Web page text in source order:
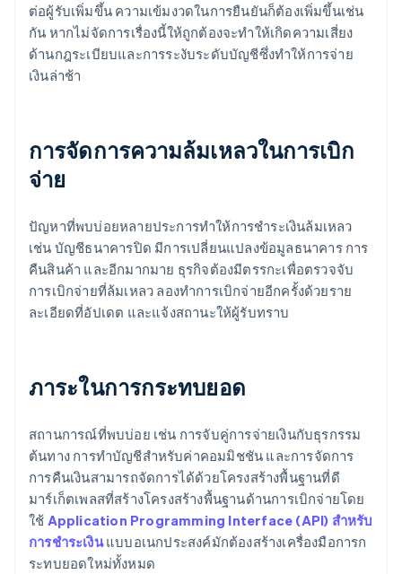
ต่อผู้รับเพิ่มขึ้น ความเข้มงวดในการยืนยันก็ต้องเพิ่มขึ้นเช่น
กัน หากไม่จัดการเรื่องนี้ให้ถูกต้องจะทำให้เกิดความเสี่ยง
ด้านกฎระเบียบและการระงับระดับบัญชีซึ่งทำให้การจ่าย
เงินล่าช้า
การจัดการความล้มเหลวในการเบิก
จ่าย
ปัญหาที่พบบ่อยหลายประการทำให้การชำระเงินล้มเหลว
เช่น บัญชีธนาคารปิด มีการเปลี่ยนแปลงข้อมูลธนาคาร การ
คืนสินค้า และอีกมากมาย ธุรกิจต้องมีตรรกะเพื่อตรวจจับ
การเบิกจ่ายที่ล้มเหลว ลองทำการเบิกจ่ายอีกครั้งด้วยราย
ละเอียดที่อัปเดต และแจ้งสถานะให้ผู้รับทราบ
ภาระในการกระทบยอด
สถานการณ์ที่พบบ่อย เช่น การจับคู่การจ่ายเงินกับธุรกรรม
ต้นทาง การทำบัญชีสำหรับค่าคอมมิชชัน และการจัดการ
การคืนเงินสามารถจัดการได้ด้วยโครงสร้างพื้นฐานที่ดี
มาร์เก็ตเพลสที่สร้างโครงสร้างพื้นฐานด้านการเบิกจ่ายโดย
ใช้ Application Programming Interface (API) สำหรับ
การชำระเงินแบบอเนกประสงค์มักต้องสร้างเครื่องมือการก
ระทบยอดใหม่ทั้งหมด